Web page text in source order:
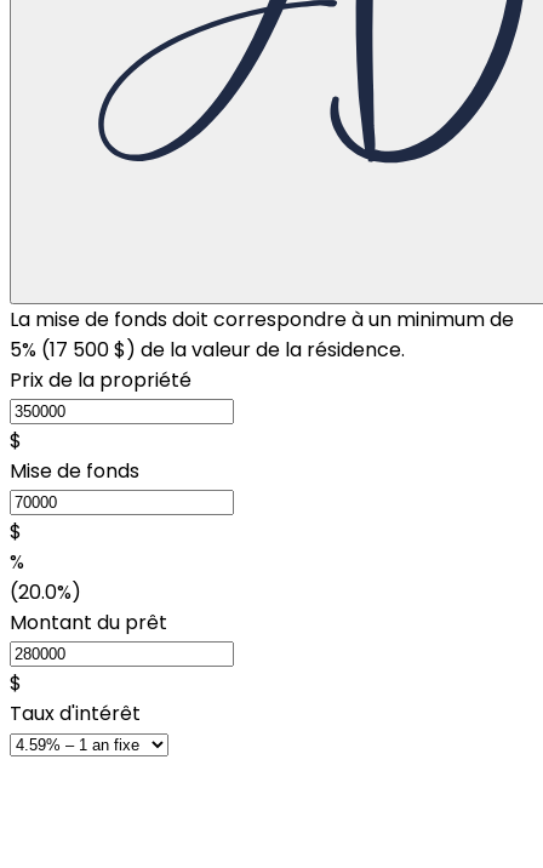
La mise de fonds doit correspondre à un minimum de
5% (17 500 $) de la valeur de la résidence.
Prix de la propriété
$
Mise de fonds
$
%
(20.0%)
Montant du prêt
$
Taux d'intérêt